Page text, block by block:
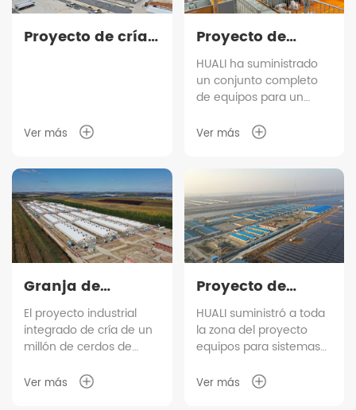
Proyecto de cría
Ver más
Proyecto de
granja de 2.000
cerdas en
Malasia
HUALI ha suministrado
un conjunto completo
de equipos para un
2.000 cerdas en Malasia,
aumentar la capacidad
Ver más
Granja de
engorde Keyou
Qianqi
El proyecto industrial
integrado de cría de un
millón de cerdos de
ubicado en Horqin Right
Ver más
Proyecto de
granja de
engorde COFCO
de Dongtai,
Jiangsu
HUALI suministró a toda
la zona del proyecto
equipos para sistemas
incluyendo corrales,
Ver más